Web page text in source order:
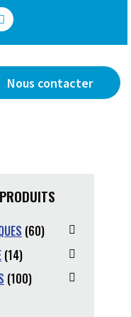
Nous contacter
(60)
(14)
(100)